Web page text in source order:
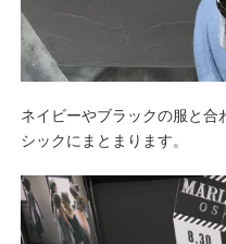
ネイビーやブラックの服と合
シックにまとまります。